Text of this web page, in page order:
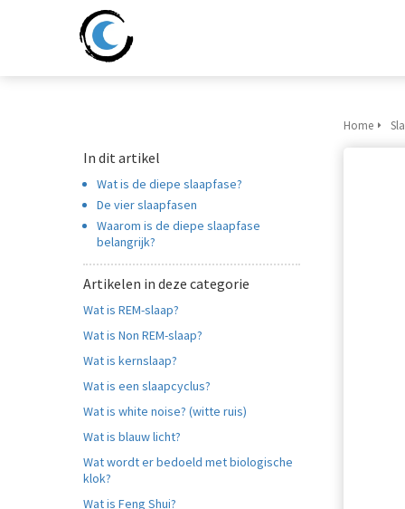
In dit artikel
Wat is de diepe slaapfase?
De vier slaapfasen
Waarom is de diepe slaapfase
belangrijk?
Artikelen in deze categorie
Wat is REM-slaap?
Wat is Non REM-slaap?
Wat is kernslaap?
Wat is een slaapcyclus?
Wat is white noise? (witte ruis)
Wat is blauw licht?
Wat wordt er bedoeld met biologische
klok?
Wat is Feng Shui?
Home